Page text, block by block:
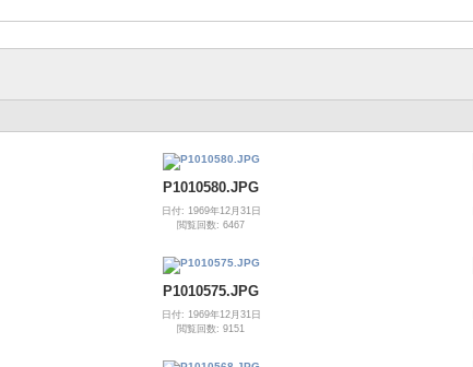
P1010580.JPG
日付: 1969年12月31日
閲覧回数: 6467
P1010575.JPG
日付: 1969年12月31日
閲覧回数: 9151